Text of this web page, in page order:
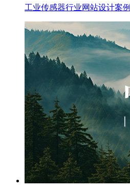
工业传感器行业网站设计案例